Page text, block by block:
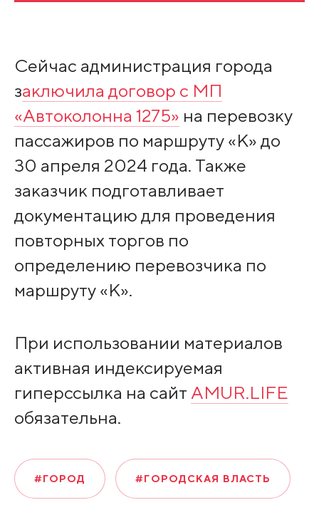
Сейчас администрация города
заключила договор с МП
«Автоколонна 1275» на перевозку
пассажиров по маршруту «К» до
30 апреля 2024 года. Также
заказчик подготавливает
документацию для проведения
повторных торгов по
определению перевозчика по
маршруту «К».
При использовании материалов
активная индексируемая
гиперссылка на сайт AMUR.LIFE
обязательна.
#ГОРОД #ГОРОДСКАЯ ВЛАСТЬ